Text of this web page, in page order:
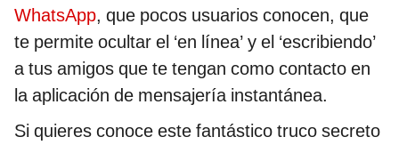
WhatsApp, que pocos usuarios conocen, que
te permite ocultar el ‘en línea’ y el ‘escribiendo’
a tus amigos que te tengan como contacto en
la aplicación de mensajería instantánea.
Si quieres conoce este fantástico truco secreto